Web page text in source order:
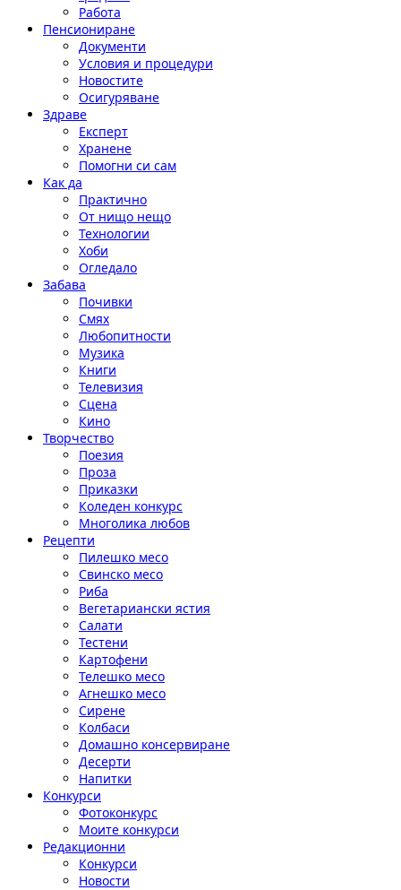
Работа
Пенсиониране
Документи
Условия и процедури
Новостите
Осигуряване
Здраве
Експерт
Хранене
Помогни си сам
Как да
Практично
От нищо нещо
Технологии
Хоби
Огледало
Забава
Почивки
Смях
Любопитности
Музика
Книги
Телевизия
Сцена
Кино
Творчество
Поезия
Проза
Приказки
Коледен конкурс
Многолика любов
Рецепти
Пилешко месо
Свинско месо
Риба
Вегетариански ястия
Салати
Тестени
Картофени
Телешко месо
Агнешко месо
Сирене
Колбаси
Домашно консервиране
Десерти
Напитки
Конкурси
Фотоконкурс
Моите конкурси
Редакционни
Конкурси
Новости